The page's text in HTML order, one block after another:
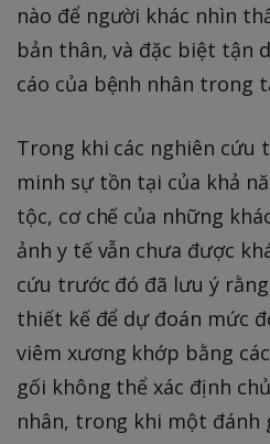
nào để người khác nhìn
bản thân, và đặc biệt tận
cáo của bệnh nhân trong
Trong khi các nghiên cứu
minh sự tồn tại của khả
tộc, cơ chế của những
ảnh y tế vẫn chưa được
cứu trước đó đã lưu ý
thiết kế để dự đoán mức
viêm xương khớp bằng
gối không thể xác định
nhân, trong khi một đánh